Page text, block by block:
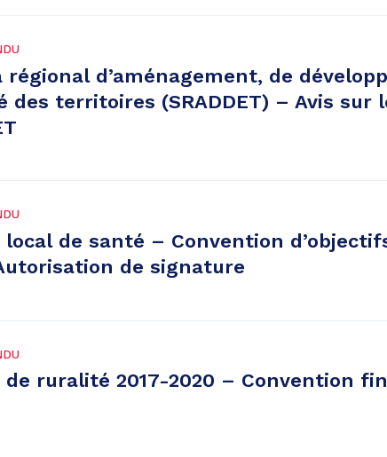
régional d’aménagement, de
des territoires (SRADDET) – Avis sur
de santé – Convention
de signature
ruralité 2017-2020 – Convention